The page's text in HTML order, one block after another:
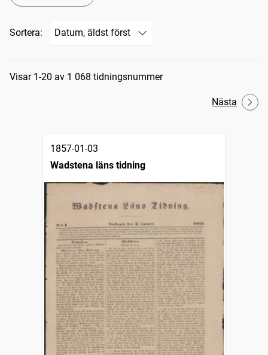
Sortera:
Sökresultat
Visar 1-20 av 1 068 tidningsnummer
Nästa
1857-01-03
Wadstena läns tidning